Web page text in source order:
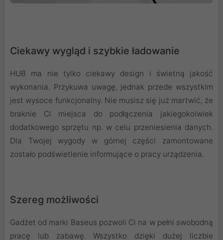
Ciekawy wygląd i szybkie ładowanie
HUB ma nie tylko ciekawy design i świetną jakość
wykonania. Przykuwa uwagę, jednak przede wszystkim
jest wysoce funkcjonalny. Nie musisz się już martwić, że
braknie Ci miejsca do podłączenia jakiegokolwiek
dodatkowego sprzętu np. w celu przeniesienia danych.
Dla Twojej wygody w górnej części zamontowane
zostało podświetlenie informujące o pracy urządzenia.
Szereg możliwości
Gadżet od marki Baseus pozwoli Ci na w pełni swobodną
pracę lub zabawę. Wszystko dzięki dużej liczbie